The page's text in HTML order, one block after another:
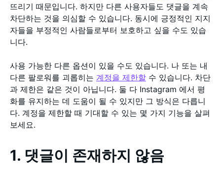
뜨리기 때문입니다. 하지만 다른 사용자들도 댓글을 계속
차단하는 것을 의심할 수 있습니다. 동시에 긍정적인 지지
자들을 부정적인 사람들로부터 보호하고 싶을 수도 있습
니다.
사용 가능한 다른 옵션이 있을 수도 있습니다. 나 또는 내
다른 팔로워를 괴롭히는 계정을 제한할 수 있습니다. 차단
과 제한은 같은 것이 아닙니다. 둘 다 Instagram 에서 평
화를 유지하는 데 도움이 될 수 있지만 그 방식은 다릅니
다. 계정을 제한할 때 기대할 수 있는 몇 가지 기능을 살펴
보세요.
1. 댓글이 존재하지 않음